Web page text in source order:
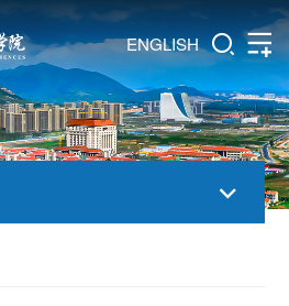
ENGLISH